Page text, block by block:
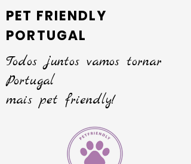
PET FRIENDLY
PORTUGAL
Todos juntos vamos tornar
Portugal
mais pet friendly!